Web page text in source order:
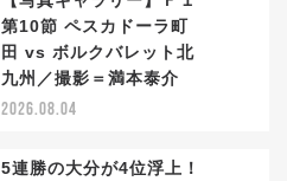
第10節 ペスカドーラ町
田 vs ボルクバレット北
九州／撮影＝満本泰介
2026.08.04
5連勝の大分が4位浮上！